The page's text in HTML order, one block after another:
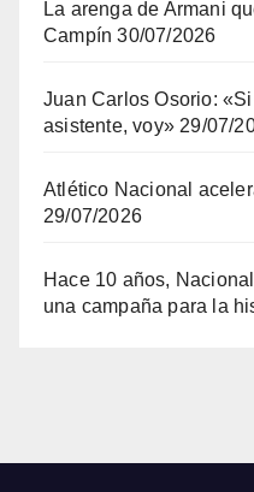
La arenga de Armani
Campín 30/07/2026
Juan Carlos Osorio:
asistente, voy» 29/07/
Atlético Nacional
29/07/2026
Hace 10 años,
una campaña para la